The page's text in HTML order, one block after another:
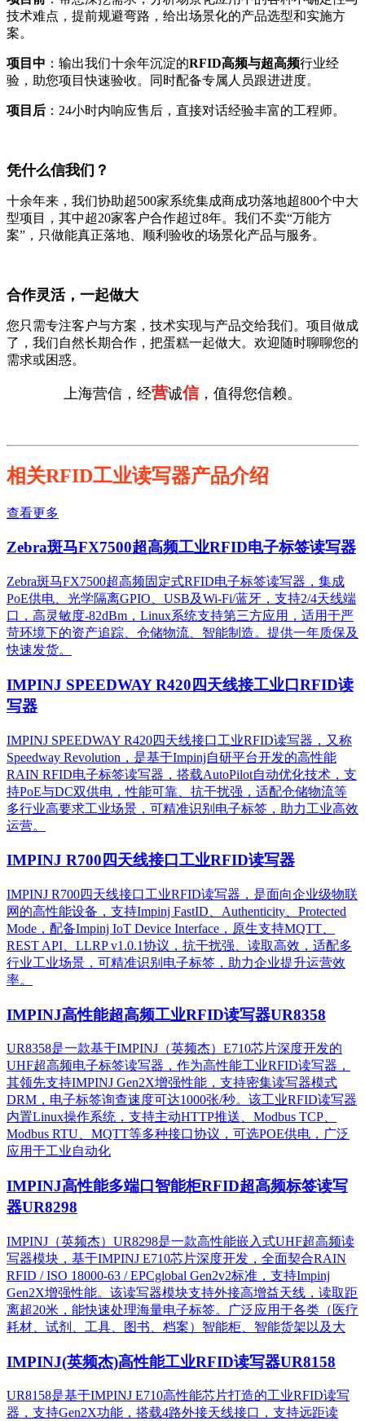
技术难点，提前规避弯路，给出场景化的产品选型和实施方
案。
项目中 ：输出我们十余年沉淀的RFID高频与超高频行业经
验，助您项目快速验收。同时配备专属人员跟进进度。
项目后 ：24小时内响应售后，直接对话经验丰富的工程师。
凭什么信我们？
十余年来，我们协助超500家系统集成商成功落地超800个中大
型项目，其中超20家客户合作超过8年。我们不卖“万能方
案”，只做能真正落地、顺利验收的场景化产品与服务。
合作灵活，一起做大
您只需专注客户与方案，技术实现与产品交给我们。项目做成
了，我们自然长期合作，把蛋糕一起做大。欢迎随时聊聊您的
需求或困惑。
上海营信，经营诚信，值得您信赖。
相关RFID工业读写器产品介绍
查看更多
Zebra斑马FX7500超高频工业RFID电子标签读写器
Zebra斑马FX7500超高频固定式RFID电子标签读写器，集成
PoE供电、光学隔离GPIO、USB及Wi-Fi/蓝牙，支持2/4天线端
口，高灵敏度-82dBm，Linux系统支持第三方应用，适用于严
苛环境下的资产追踪、仓储物流、智能制造。提供一年质保及
快速发货。
IMPINJ SPEEDWAY R420四天线接工业口RFID读
写器
IMPINJ SPEEDWAY R420四天线接口工业RFID读写器，又称
Speedway Revolution，是基于Impinj自研平台开发的高性能
RAIN RFID电子标签读写器，搭载AutoPilot自动优化技术，支
持PoE与DC双供电，性能可靠、抗干扰强，适配仓储物流等
多行业高要求工业场景，可精准识别电子标签，助力工业高效
运营。​
IMPINJ R700四天线接口工业RFID读写器
IMPINJ R700四天线接口工业RFID读写器，是面向企业级物联
网的高性能设备，支持Impinj FastID、Authenticity、Protected
Mode，配备Impinj IoT Device Interface，原生支持MQTT、
REST API、LLRP v1.0.1协议，抗干扰强、读取高效，适配多
行业工业场景，可精准识别电子标签，助力企业提升运营效
率。
IMPINJ高性能超高频工业RFID读写器UR8358
UR8358是一款基于IMPINJ（英频杰）E710芯片深度开发的
UHF超高频电子标签读写器，作为高性能工业RFID读写器，
其领先支持IMPINJ Gen2X增强性能，支持密集读写器模式
DRM，电子标签询查速度可达1000张/秒。该工业RFID读写器
内置Linux操作系统，支持主动HTTP推送、Modbus TCP、
Modbus RTU、MQTT等多种接口协议，可选POE供电，广泛
应用于工业自动化
IMPINJ高性能多端口智能柜RFID超高频标签读写
器UR8298
IMPINJ（英频杰）UR8298是一款高性能嵌入式UHF超高频读
写器模块，基于IMPINJ E710芯片深度开发，全面契合RAIN
RFID / ISO 18000-63 / EPCglobal Gen2v2标准，支持Impinj
Gen2X增强性能。该读写器模块支持外接高增益天线，读取距
离超20米，能快速处理海量电子标签。广泛应用于各类（医疗
耗材、试剂、工具、图书、档案）智能柜、智能货架以及大
IMPINJ(英频杰)高性能工业RFID读写器UR8158
UR8158是基于IMPINJ E710高性能芯片打造的工业RFID读写
器，支持Gen2X功能，搭载4路外接天线接口，支持远距读